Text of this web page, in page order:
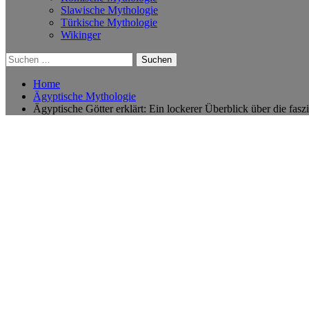
Slawische Mythologie
Türkische Mythologie
Wikinger
Suchen
nach:
Home
Ägyptische Mythologie
Ägyptische Götter erklärt: Ein lockerer Überblick über die